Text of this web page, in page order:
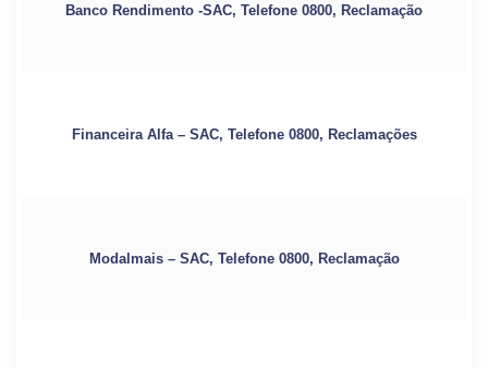
Banco Rendimento -SAC, Telefone 0800, Reclamação
Financeira Alfa – SAC, Telefone 0800, Reclamações
Modalmais – SAC, Telefone 0800, Reclamação